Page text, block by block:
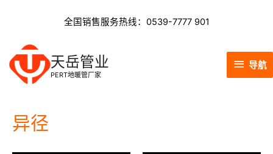
全国销售服务热线：0539-7777 901
天岳管业
PERT地暖管厂家
导航
异径